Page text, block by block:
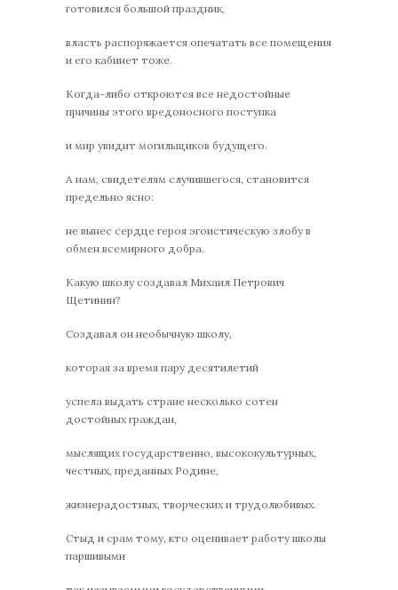
готовился большой праздник,
власть распоряжается опечатать все помещения
и его кабинет тоже.
Когда-либо откроются все недостойные
причины этого вредоносного поступка
и мир увидит могильщиков будущего.
А нам, свидетелям случившегося, становится
предельно ясно:
не вынес сердце героя эгоистическую злобу в
обмен всемирного добра.
Какую школу создавал Михаил Петрович
Щетинин?
Создавал он необычную школу,
которая за время пару десятилетий
успела выдать стране несколько сотен
достойных граждан,
мыслящих государственно, высококультурных,
честных, преданных Родине,
жизнерадостных, творческих и трудолюбивых.
Стыд и срам тому, кто оценивает работу школы
паршивыми